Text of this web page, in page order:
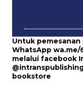
Untuk
WhatsApp wa.me/
melalui facebook
bookstore